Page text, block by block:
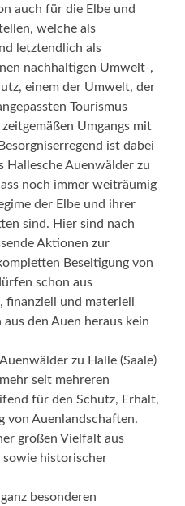
auch für die Elbe und
welche als
letztendlich als
nachhaltigen Umwelt-,
einem der Umwelt, der
Tourismus
Umgangs mit
ist dabei
Hallesche Auenwälder zu
noch immer weiträumig
der Elbe und ihrer
sind. Hier sind nach
Aktionen zur
Beseitigung von
schon aus
finanziell und materiell
den Auen heraus kein
zu Halle (Saale)
seit mehreren
für den Schutz, Erhalt,
von Auenlandschaften.
großen Vielfalt aus
historischer
besonderen